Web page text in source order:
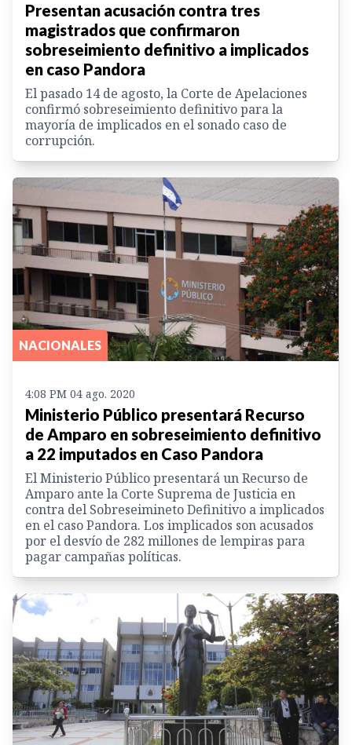
Presentan acusación contra tres
magistrados que confirmaron
sobreseimiento definitivo a implicados
en caso Pandora
El pasado 14 de agosto, la Corte de Apelaciones
confirmó sobreseimiento definitivo para la
mayoría de implicados en el sonado caso de
corrupción.
NACIONALES
4:08 PM 04 ago. 2020
Ministerio Público presentará Recurso
de Amparo en sobreseimiento definitivo
a 22 imputados en Caso Pandora
El Ministerio Público presentará un Recurso de
Amparo ante la Corte Suprema de Justicia en
contra del Sobreseimineto Definitivo a implicados
en el caso Pandora. Los implicados son acusados
por el desvío de 282 millones de lempiras para
pagar campañas políticas.